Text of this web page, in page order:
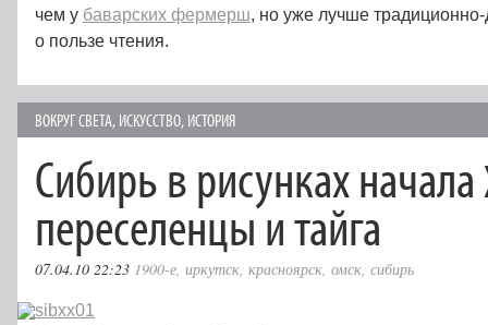
чем у баварских фермерш, но уже лучше традиционно-
о пользе чтения.
ВОКРУГ СВЕТА, ИСКУССТВО, ИСТОРИЯ
Сибирь в рисунках начала
переселенцы и тайга
07.04.10 22:23 1900-е, иркутск, красноярск, омск, сибирь